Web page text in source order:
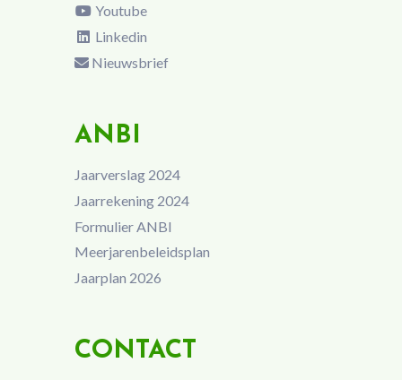
Youtube
Linkedin
Nieuwsbrief
ANBI
Jaarverslag 2024
Jaarrekening 2024
Formulier ANBI
Meerjarenbeleidsplan
Jaarplan 2026
CONTACT